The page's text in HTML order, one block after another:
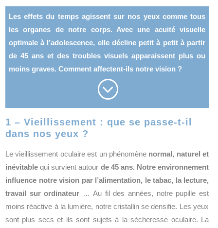
Les effets du temps agissent sur nos yeux comme tous
les organes de notre corps. Avec une acuité visuelle
optimale à l’adolescence, elle décline petit à petit à partir
de 45 ans et des troubles visuels apparaissent plus ou
moins graves. Comment affectent-ils notre vision ?
;
1 – Vieillissement : que se passe-t-il
dans nos yeux ?
Le vieillissement oculaire est un phénomène normal, naturel et
inévitablequi survient autour de 45 ans. Notre environnement
influence notre vision par l’alimentation, le tabac, la lecture,
travail sur ordinateur … Au fil des années, notre pupille est
moins réactive à la lumière, notre cristallin se densifie. Les yeux
sont plus secs et ils sont sujets à la sécheresse oculaire. La